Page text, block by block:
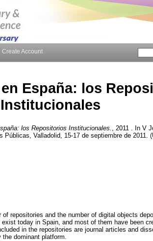
Create Account
España: los
Institucionales
los Repositorios Institucionales.
, 2011 . In V
Valladolid, 15-17 de septiembre de 2011.
repositories and the number of digital objects
today in Spain, and most of them have been
in the repositories are journal articles and
dominant platform.